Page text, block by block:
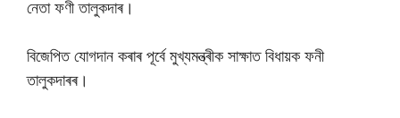
নেতা ফণী তালুকদাৰ।
বিজেপিত যোগদান কৰাৰ পূৰ্বে মুখ্যমন্ত্ৰীক সাক্ষাত বিধায়ক ফনী
তালুকদাৰৰ।